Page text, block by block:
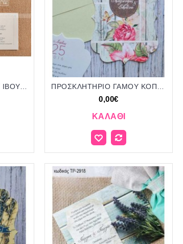
ΠΡΟΣΚΛΗΤΗΡΙΟ ΓΑΜΟΥ ΙΒΟΥΑΡ ΣΕ ΦΑΚΕΛΟ ΜΕ ΛΟΥΛΟΥΔΙΑ ΜΠΛΕ ΣΤΟ ΕΣΩΤΕΡΙΚΟ ΜΠΙ-ΕΚ1 1.30€!!!
0,00€
ΚΑΛΆΘΙ